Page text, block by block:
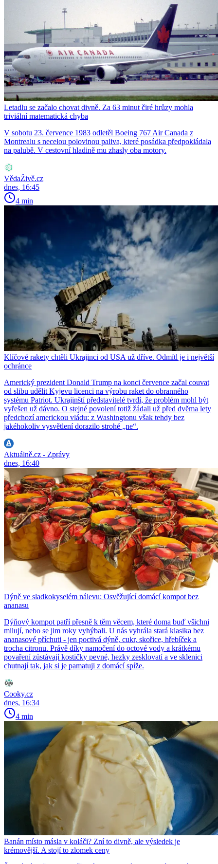
Letadlu se začalo chovat divně. Za 63 minut čiré hrůzy mohla
triviální matematická chyba
V sobotu 23. července 1983 odletěl Boeing 767 Air Canada z
Montrealu s necelou polovinou paliva, které posádka předpokládala
na palubě. V cestovní hladině mu zhasly oba motory.
VědaŽivě.cz
dnes, 16:45
4 min
Klíčové rakety chtěli Ukrajinci od USA už dříve. Odmítl je i největší
ochránce
Americký prezident Donald Trump na konci července začal couvat
od slibu udělit Kyjevu licenci na výrobu raket do obranného
systému Patriot. Ukrajinští představitelé tvrdí, že problém mohl být
vyřešen už dávno. O stejné povolení totiž žádali už před dvěma lety
předchozí americkou vládu: z Washingtonu však tehdy bez
jakéhokoliv vysvětlení dorazilo strohé „ne“.
Aktuálně.cz - Zprávy
dnes, 16:40
Dýně ve sladkokyselém nálevu: Osvěžující domácí kompot bez
ananasu
Dýňový kompot patří přesně k těm věcem, které doma buď všichni
milují, nebo se jim roky vyhýbali. U nás vyhrála stará klasika bez
ananasové příchuti - jen poctivá dýně, cukr, skořice, hřebíček a
trocha citronu. Právě díky namočení do octové vody a krátkému
povaření zůstávají kostičky pevné, hezky zesklovatí a ve sklenici
chutnají tak, jak si je pamatuji z domácí spíže.
Cooky.cz
dnes, 16:34
4 min
Banán místo másla v koláči? Zní to divně, ale výsledek je
krémovější. A stojí to zlomek ceny